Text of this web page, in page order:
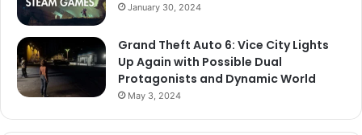
January 30, 2024
Grand Theft Auto 6: Vice City Lights
Up Again with Possible Dual
Protagonists and Dynamic World
May 3, 2024